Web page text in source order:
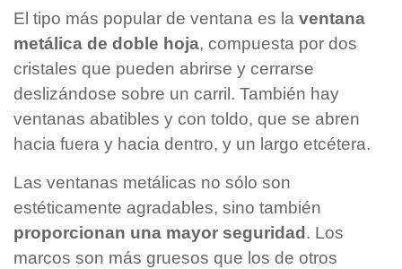
El tipo más popular de ventana es la ventana
metálica de doble hoja, compuesta por dos
cristales que pueden abrirse y cerrarse
deslizándose sobre un carril. También hay
ventanas abatibles y con toldo, que se abren
hacia fuera y hacia dentro, y un largo etcétera.
Las ventanas metálicas no sólo son
estéticamente agradables, sino también
proporcionan una mayor seguridad . Los
marcos son más gruesos que los de otros